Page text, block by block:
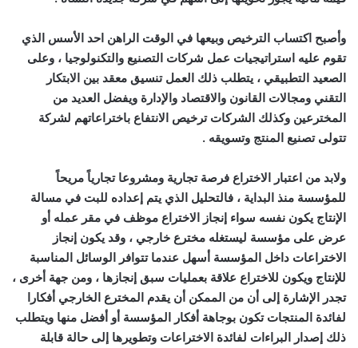
وأصبح اكتساب الترخيص وبيعها في الوقت الراهن احد الأسس الذي
تقوم عليه استراتيجيات عمل شركات التصنيع والتكنولوجيا ، وعلى
الصعيد التطبيقي ، يتطلب ذلك العمل تنسيق معقد بين الابتكار
التقني ومجالات القانون والاقتصاد والإدارة ويفضل العديد من
المخترعين وكذلك الشركات ترخيص الانتفاع باختراعاتهم لشركة
تتولى تصنيع المنتج وتسويقه .
ولابد من اعتبار الاختراع فرصة تجارية ومشروعا تجارياً مريحاً
للمؤسسة منذ البداية ، فالتحليل الذي يتم إعداده للبت في مسالة
الإنتاج يكون نفسه سواء إنجاز الاختراع موظف في مقر عمله أو
عرض على مؤسسة ليستغله مخترع خارجي ، وقد يكون إنجاز
الاختراعات داخل المؤسسة أسهل عندما تتوافر الوسائل المناسبة
للإنتاج ويكون للاختراع علاقة بعمليات سبق إنجازها ، ومن جهة أخرى ،
تجدر الإشارة إلى أن من الممكن أن يقدم المخترع الخارجي أفكارا
لفائدة المنتجات تكون بوجاهة أفكار المؤسسة أو أفضل منها ويتطلب
ذلك إصدار البراءات لفائدة الاختراعات وتطويرها إلى حالة قابلة